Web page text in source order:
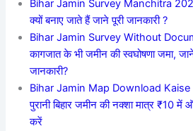
Bihar Jamin Survey Manchitra
क्यों बनाए जाते हैं जाने पूरी जानकारी ?
Bihar Jamin Survey Without
कागजात के भी जमीन की स्वघोषणा जमा,
जानकारी?
Bihar Jamin Map Download Kaise
पुरानी बिहार जमीन की नक्शा मात्र ₹10
करें